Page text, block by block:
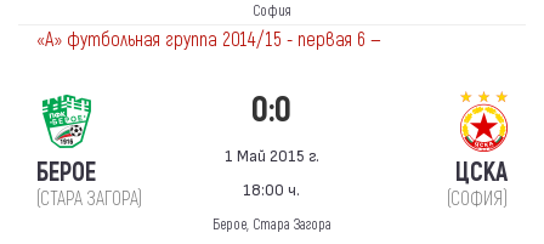
София
«А» футбольная группа 2014/15 - первая 6 —
БЕРОЕ
(СТАРА ЗАГОРА)
0:0
1 Май 2015 г.
18:00 ч.
Берое, Стара Загора
ЦСКА
(СОФИЯ)